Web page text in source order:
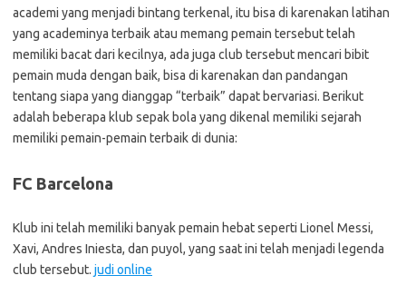
academi yang menjadi bintang terkenal, itu bisa di karenakan latihan
yang academinya terbaik atau memang pemain tersebut telah
memiliki bacat dari kecilnya, ada juga club tersebut mencari bibit
pemain muda dengan baik, bisa di karenakan dan pandangan
tentang siapa yang dianggap “terbaik” dapat bervariasi. Berikut
adalah beberapa klub sepak bola yang dikenal memiliki sejarah
memiliki pemain-pemain terbaik di dunia:
FC Barcelona
Klub ini telah memiliki banyak pemain hebat seperti Lionel Messi,
Xavi, Andres Iniesta, dan puyol, yang saat ini telah menjadi legenda
club tersebut. judi online